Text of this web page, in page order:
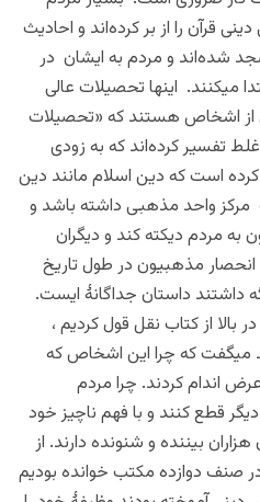
قرآن را از بر کرده‌اند و احادیث
شده‌اند و مردم به ایشان در
میکنند. اینها تحصیلات عالی
از اشخاص هستند که «تحصیلات
غلط تفسیر کرده‌اند که به زودی
است که دین اسلام مانند دین
واحد مذهبی داشته باشد و
به مردم دیکته کند و دیگران
انحصار مذهبیون در طول تاریخ
داشتند داستان جداگانۀ ایست.
از کتاب نقل قول کردیم ،
میگفت که چرا این اشخاص که
عرض اندام کردند. چرا مردم
قطع کنند و با فهم ناچیز خود
بیننده و شنونده دارند. از
صنف دوازده مکتب خوانده بودیم